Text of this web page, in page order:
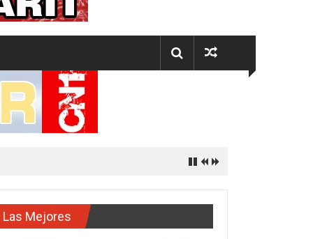
Las Mejores